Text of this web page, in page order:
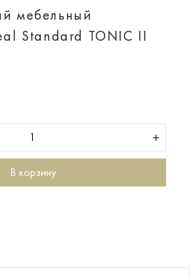
мебельный
Standard TONIC II
В корзину